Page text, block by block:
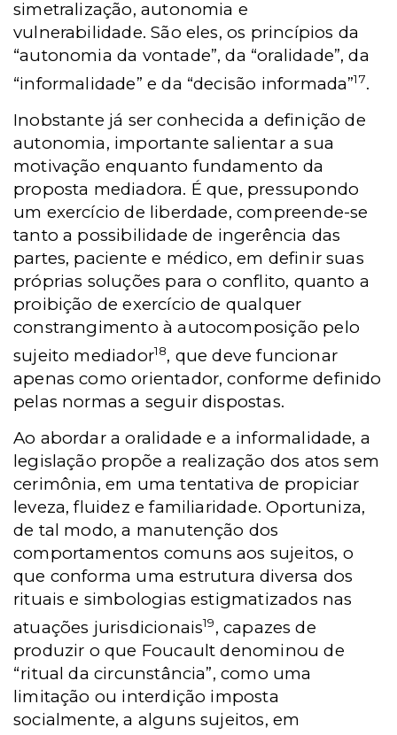
simetralização, autonomia e
vulnerabilidade. São eles, os princípios da
“autonomia da vontade”, da “oralidade”, da
“informalidade” e da “decisão informada”17.
Inobstante já ser conhecida a definição de
autonomia, importante salientar a sua
motivação enquanto fundamento da
proposta mediadora. É que, pressupondo
um exercício de liberdade, compreende-se
tanto a possibilidade de ingerência das
partes, paciente e médico, em definir suas
próprias soluções para o conflito, quanto a
proibição de exercício de qualquer
constrangimento à autocomposição pelo
sujeito mediador18, que deve funcionar
apenas como orientador, conforme definido
pelas normas a seguir dispostas.
Ao abordar a oralidade e a informalidade, a
legislação propõe a realização dos atos sem
cerimônia, em uma tentativa de propiciar
leveza, fluidez e familiaridade. Oportuniza,
de tal modo, a manutenção dos
comportamentos comuns aos sujeitos, o
que conforma uma estrutura diversa dos
rituais e simbologias estigmatizados nas
atuações jurisdicionais19, capazes de
produzir o que Foucault denominou de
“ritual da circunstância”, como uma
limitação ou interdição imposta
socialmente, a alguns sujeitos, em